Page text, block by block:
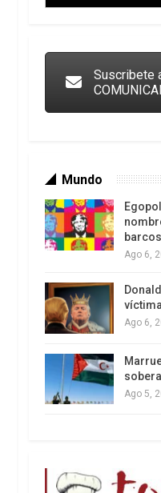
Suscribete
Mundo
Ago 6,
Ago 6,
Ago 5,